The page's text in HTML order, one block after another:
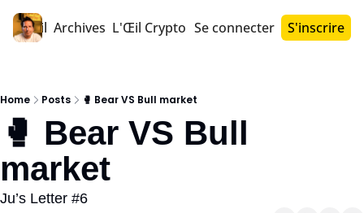
Accueil Archives L'Œil Crypto PRO™Se connecter S'inscrire
Home Posts 🥊 Bear VS Bull market
🥊 Bear VS Bull
market
Ju’s Letter #6